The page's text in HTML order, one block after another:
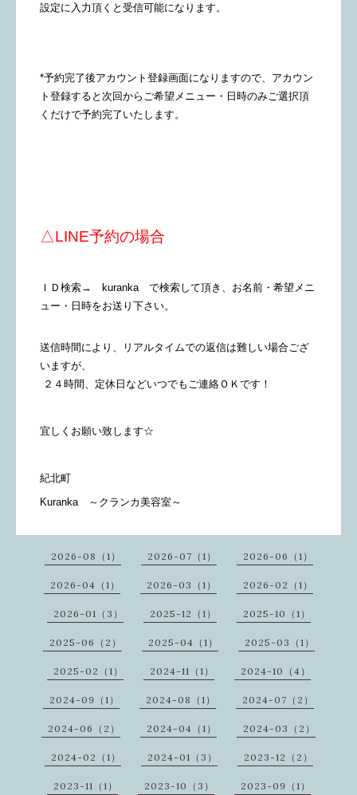
設定に入力頂くと受信可能になります。
*予約完了後アカウント登録画面になりますので、アカウン
ト登録すると次回からご希望メニュー・日時のみご選択頂
くだけで予約完了いたします。
△LINE予約の場合
ＩＤ検索→ kuranka で検索して頂き、お名前・希望メニ
ュー・日時をお送り下さい。
送信時間により、リアルタイムでの返信は難しい場合ござ
いますが、
２４時間、定休日などいつでもご連絡ＯＫです！
宜しくお願い致します☆
紀北町
Kuranka ～クランカ美容室～
2026-08（1） 2026-07（1） 2026-06（1）
2026-04（1） 2026-03（1） 2026-02（1）
2026-01（3） 2025-12（1） 2025-10（1）
2025-06（2） 2025-04（1） 2025-03（1）
2025-02（1） 2024-11（1） 2024-10（4）
2024-09（1） 2024-08（1） 2024-07（2）
2024-06（2） 2024-04（1） 2024-03（2）
2024-02（1） 2024-01（3） 2023-12（2）
2023-11（1） 2023-10（3） 2023-09（1）